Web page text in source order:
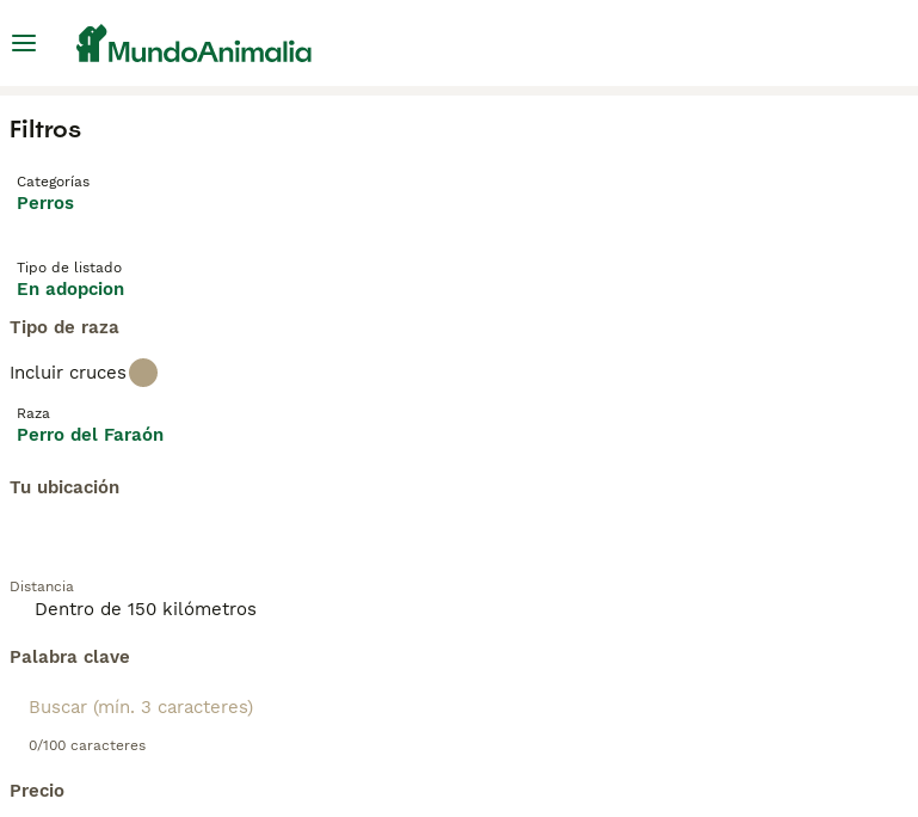
Filtros
Categorías
Perros
Tipo de listado
En adopcion
Tipo de raza
Incluir cruces
Raza
Perro del Faraón
Tu ubicación
Distancia
Palabra clave
0/100 caracteres
Precio